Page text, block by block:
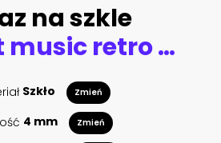
na szkle
Abstract music retro grunge background
Szkło Zmień
4 mm Zmień